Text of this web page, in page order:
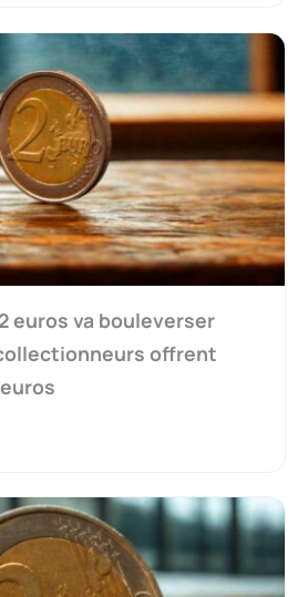
euros va bouleverser
offrent